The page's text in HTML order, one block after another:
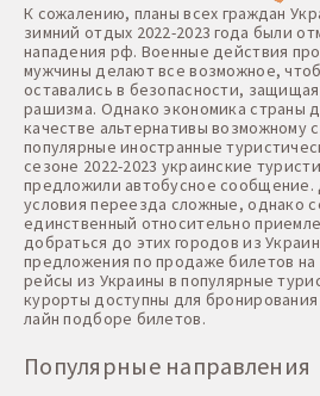
К сожалению, планы всех граждан
зимний отдых 2022-2023 года были
нападения рф. Военные действия
мужчины делают все возможное,
оставались в безопасности,
рашизма. Однако экономика страны
качестве альтернативы возможному
популярные иностранные
сезоне 2022-2023 украинские
предложили автобусное сообщение.
условия переезда сложные, однако
единственный относительно
добраться до этих городов из
предложения по продаже билетов
рейсы из Украины в популярные
курорты доступны для
лайн подборе билетов.
Популярные направления